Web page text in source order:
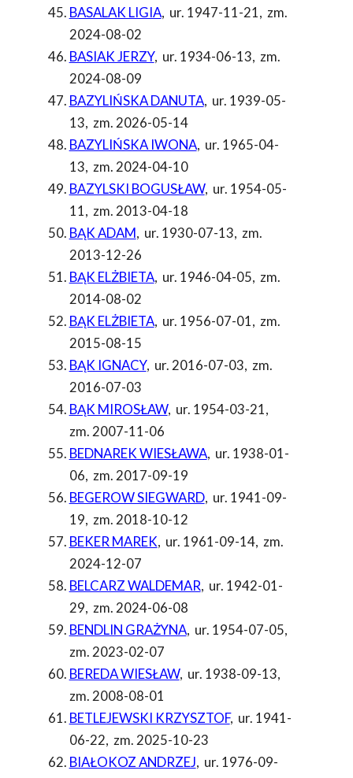
BASALAK LIGIA, ur. 1947-11-21, zm.
2024-08-02
BASIAK JERZY, ur. 1934-06-13, zm.
2024-08-09
BAZYLIŃSKA DANUTA, ur. 1939-05-
13, zm. 2026-05-14
BAZYLIŃSKA IWONA, ur. 1965-04-
13, zm. 2024-04-10
BAZYLSKI BOGUSŁAW, ur. 1954-05-
11, zm. 2013-04-18
BĄK ADAM, ur. 1930-07-13, zm.
2013-12-26
BĄK ELŻBIETA, ur. 1946-04-05, zm.
2014-08-02
BĄK ELŻBIETA, ur. 1956-07-01, zm.
2015-08-15
BĄK IGNACY, ur. 2016-07-03, zm.
2016-07-03
BĄK MIROSŁAW, ur. 1954-03-21,
zm. 2007-11-06
BEDNAREK WIESŁAWA, ur. 1938-01-
06, zm. 2017-09-19
BEGEROW SIEGWARD, ur. 1941-09-
19, zm. 2018-10-12
BEKER MAREK, ur. 1961-09-14, zm.
2024-12-07
BELCARZ WALDEMAR, ur. 1942-01-
29, zm. 2024-06-08
BENDLIN GRAŻYNA, ur. 1954-07-05,
zm. 2023-02-07
BEREDA WIESŁAW, ur. 1938-09-13,
zm. 2008-08-01
BETLEJEWSKI KRZYSZTOF, ur. 1941-
06-22, zm. 2025-10-23
BIAŁOKOZ ANDRZEJ, ur. 1976-09-